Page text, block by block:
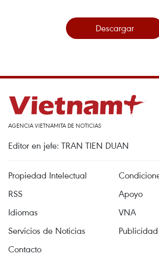
Descargar
AGENCIA VIETNAMITA DE NOTICIAS
Editor en jefe: TRAN TIEN DUAN
Propiedad Intelectual
RSS
Apoyo
Idiomas
VNA
Servicios de Noticias
Publicidad
Contacto